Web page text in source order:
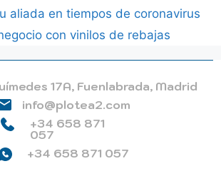
aliada en tiempos de coronavirus
con vinilos de rebajas
17A, Fuenlabrada, Madrid
info@plotea2.com
+34 658 871
057
+34 658 871 057